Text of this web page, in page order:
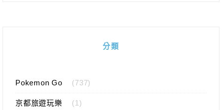
分類
Pokemon Go (737)
京都旅遊玩樂 (1)